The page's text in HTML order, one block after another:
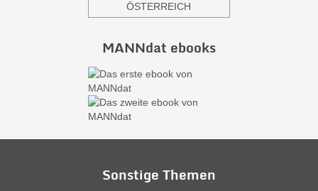
ÖSTERREICH
MANNdat ebooks
Sonstige Themen